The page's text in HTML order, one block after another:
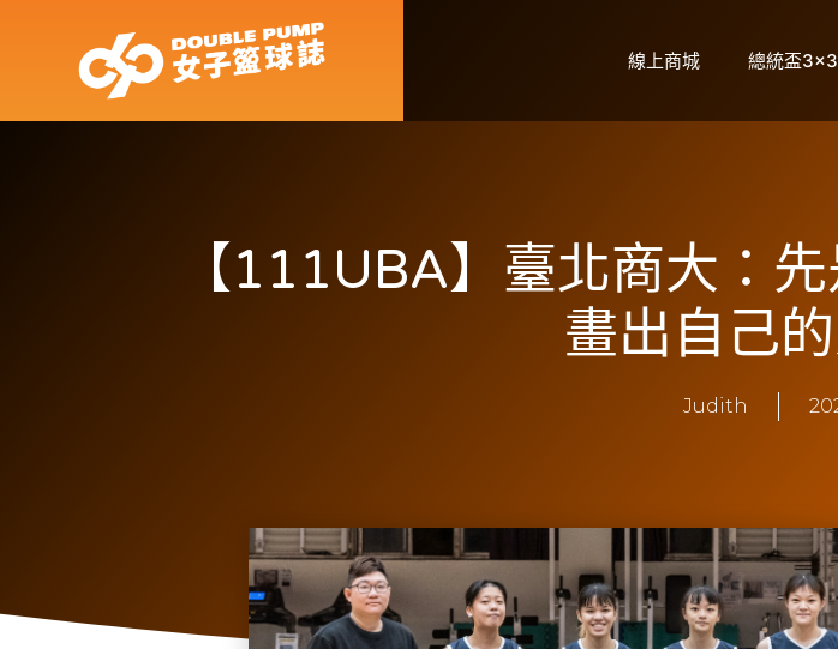
線上商城 總統盃3×3
【111UBA】臺北商大：
畫出自己
Judith